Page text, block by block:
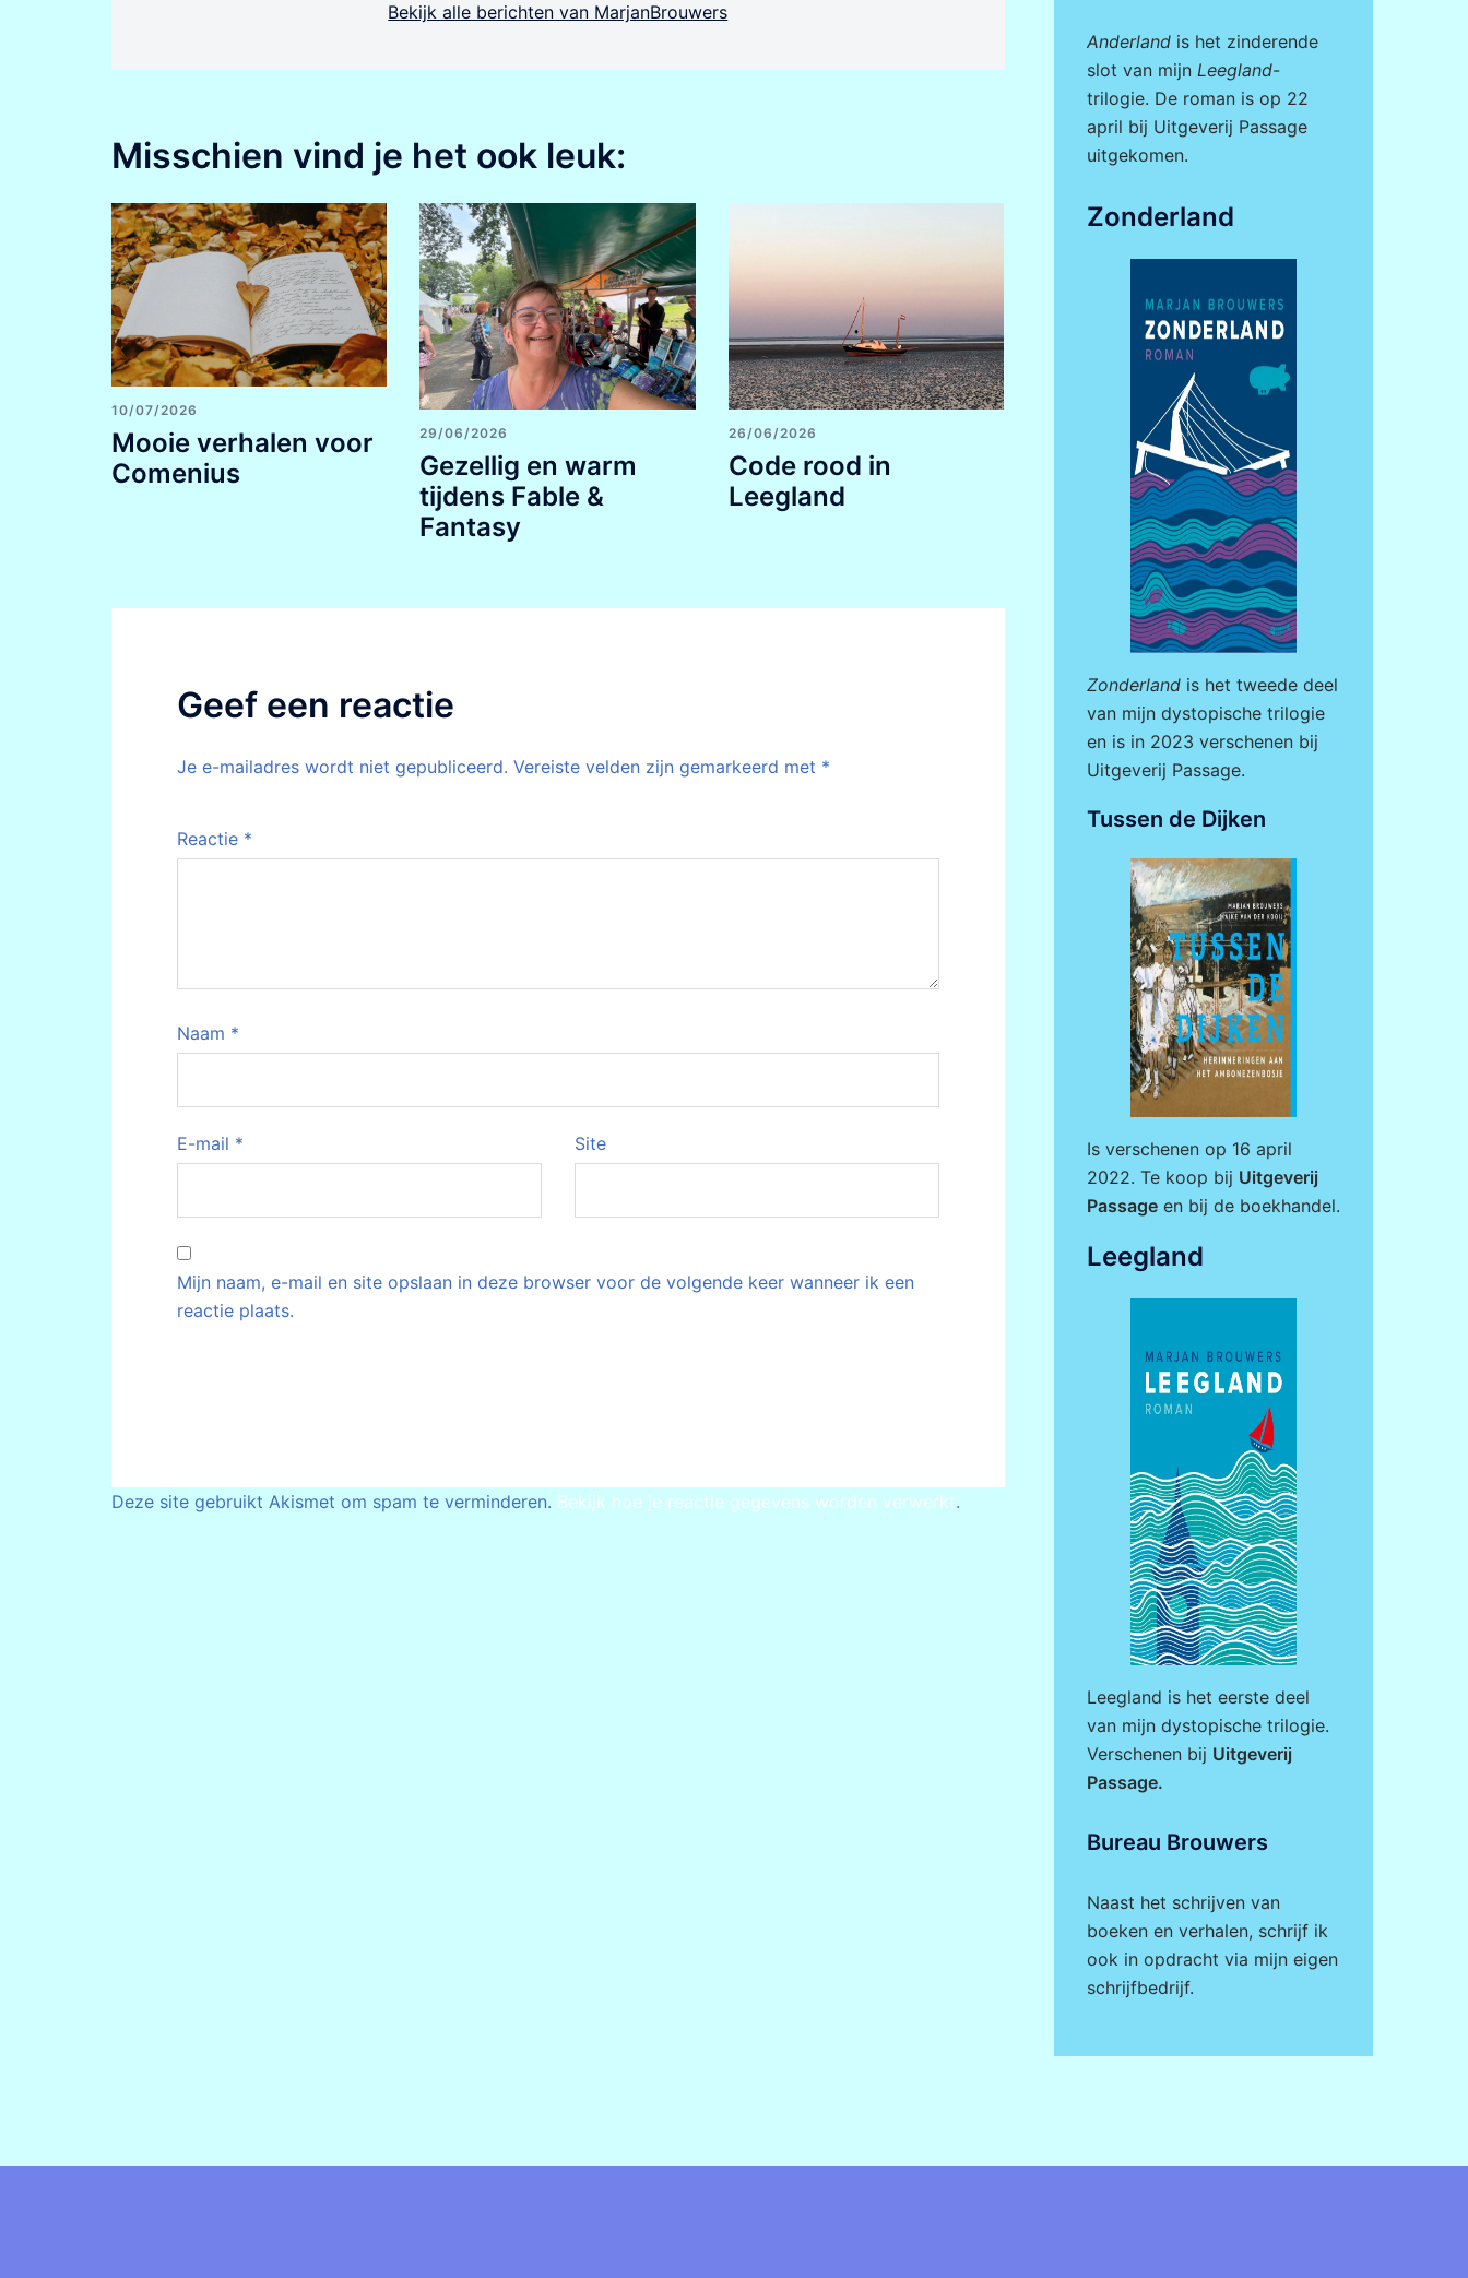
Bekijk alle berichten van MarjanBrouwers
Misschien vind je het ook leuk:
10/07/2026
Mooie verhalen voor
Comenius
29/06/2026
Gezellig en warm
tijdens Fable &
Fantasy
26/06/2026
Code rood in
Leegland
Geef een reactie
Je e-mailadres wordt niet gepubliceerd. Vereiste velden zijn gemarkeerd met *
Reactie *
Naam *
E-mail * Site
Mijn naam, e-mail en site opslaan in deze browser voor de volgende keer wanneer ik een
reactie plaats.
Deze site gebruikt Akismet om spam te verminderen. Bekijk hoe je reactie gegevens worden verwerkt.
Anderlandis het zinderende
slot van mijn Leegland-
trilogie. De roman is op 22
april bij Uitgeverij Passage
uitgekomen.
Zonderland
Zonderlandis het tweede deel
van mijn dystopische trilogie
en is in 2023 verschenen bij
Uitgeverij Passage.
Tussen de Dijken
Is verschenen op 16 april
2022. Te koop bij Uitgeverij
Passageen bij de boekhandel.
Leegland
Leegland is het eerste deel
van mijn dystopische trilogie.
Verschenen bij Uitgeverij
Passage.
Bureau Brouwers
Naast het schrijven van
boeken en verhalen, schrijf ik
ook in opdracht via mijn eigen
schrijfbedrijf.